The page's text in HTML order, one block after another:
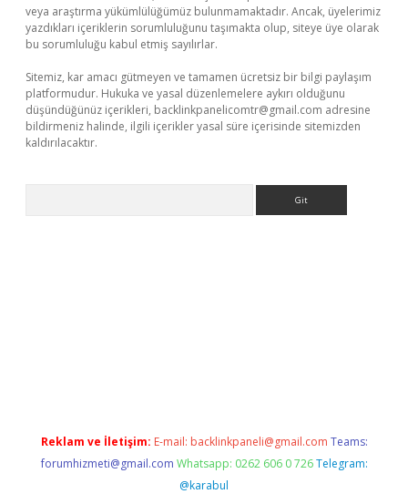
veya araştırma yükümlülüğümüz bulunmamaktadır. Ancak, üyelerimiz
yazdıkları içeriklerin sorumluluğunu taşımakta olup, siteye üye olarak
bu sorumluluğu kabul etmiş sayılırlar.
Sitemiz, kar amacı gütmeyen ve tamamen ücretsiz bir bilgi paylaşım
platformudur. Hukuka ve yasal düzenlemelere aykırı olduğunu
düşündüğünüz içerikleri, backlinkpanelicomtr@gmail.com adresine
bildirmeniz halinde, ilgili içerikler yasal süre içerisinde sitemizden
kaldırılacaktır.
Reklam ve İletişim: E-mail: backlinkpaneli@gmail.com Teams:
forumhizmeti@gmail.com Whatsapp: 0262 606 0 726 Telegram:
@karabul